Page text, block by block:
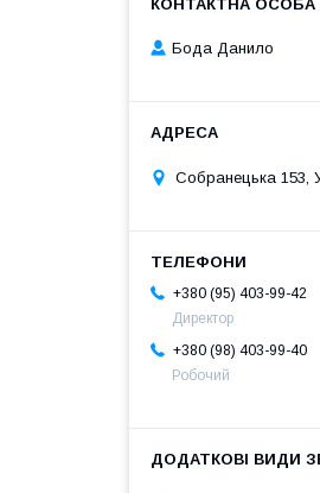
Бода Данило
Собранецька 153,
+380 (95) 403-99-42
Директор
+380 (98) 403-99-40
Робочий